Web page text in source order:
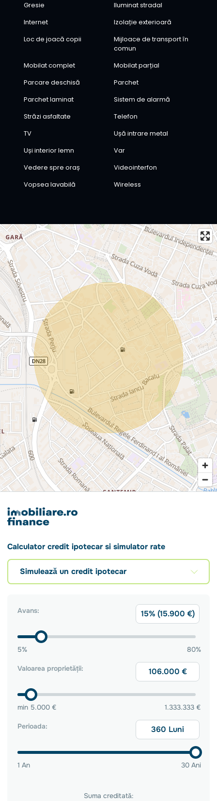
Gresie
Iluminat stradal
Internet
Izolație exterioară
Loc de joacă copii
Mijloace de transport în
comun
Mobilat complet
Mobilat parțial
Parcare deschisă
Parchet
Parchet laminat
Sistem de alarmă
Străzi asfaltate
Telefon
TV
Ușă intrare metal
Uși interior lemn
Var
Vedere spre oraș
Videointerfon
Vopsea lavabilă
Wireless